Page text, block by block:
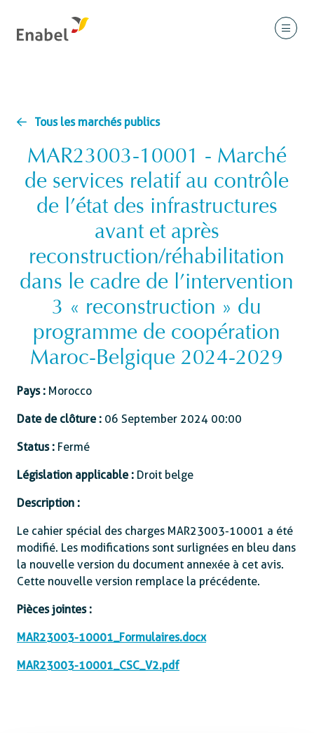
Tous les marchés publics
MAR23003-10001 - Marché
de services relatif au contrôle
de l’état des infrastructures
avant et après
reconstruction/réhabilitation
dans le cadre de l’intervention
3 « reconstruction » du
programme de coopération
Maroc-Belgique 2024-2029
Pays : Morocco
Date de clôture : 06 September 2024 00:00
Status : Fermé
Législation applicable : Droit belge
Description :
Le cahier spécial des charges MAR23003-10001 a été
modifié. Les modifications sont surlignées en bleu dans
la nouvelle version du document annexée à cet avis.
Cette nouvelle version remplace la précédente.
Pièces jointes :
MAR23003-10001_Formulaires.docx
MAR23003-10001_CSC_V2.pdf